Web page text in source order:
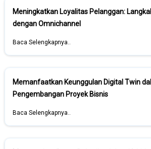
Meningkatkan Loyalitas Pelanggan:
dengan Omnichannel
Baca Selengkapnya..
Memanfaatkan Keunggulan Digital Twin
Pengembangan Proyek Bisnis
Baca Selengkapnya..